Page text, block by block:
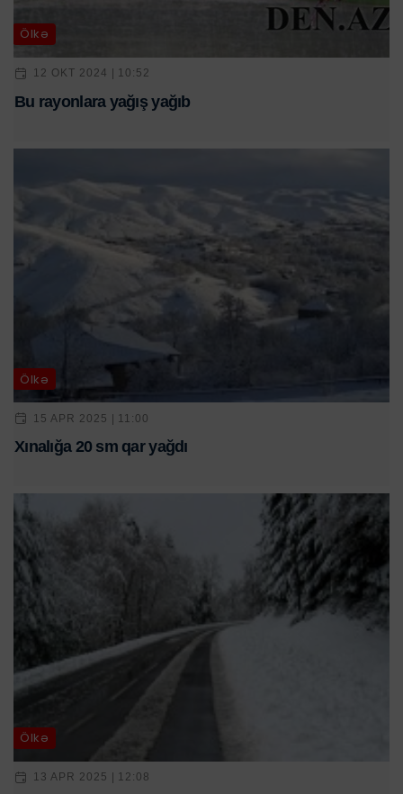
Ölkə
12 OKT 2024 | 10:52
Bu rayonlara yağış yağıb
Ölkə
15 APR 2025 | 11:00
Xınalığa 20 sm qar yağdı
Ölkə
13 APR 2025 | 12:08